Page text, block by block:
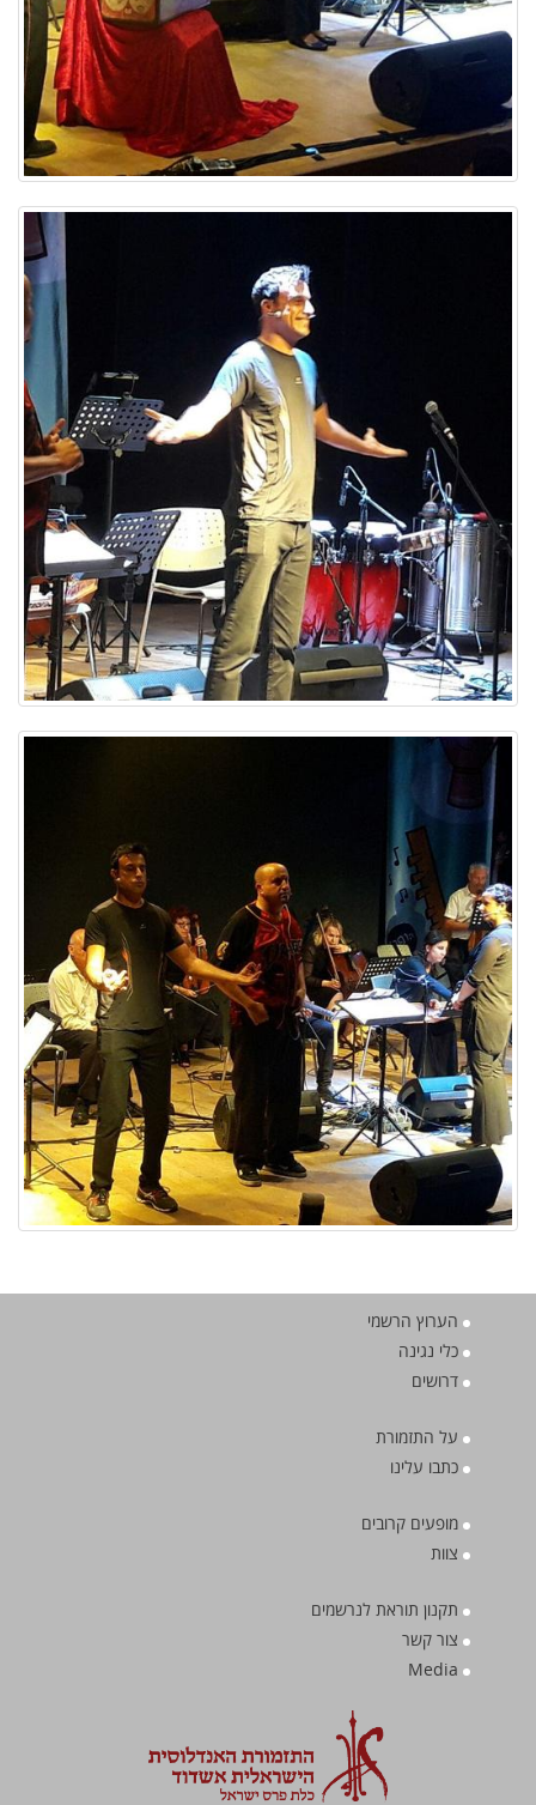
הערוץ הרשמי
כלי נגינה
דרושים
על התזמורת
כתבו עלינו
מופעים קרובים
צוות
תקנון תוראת לנרשמים
צור קשר